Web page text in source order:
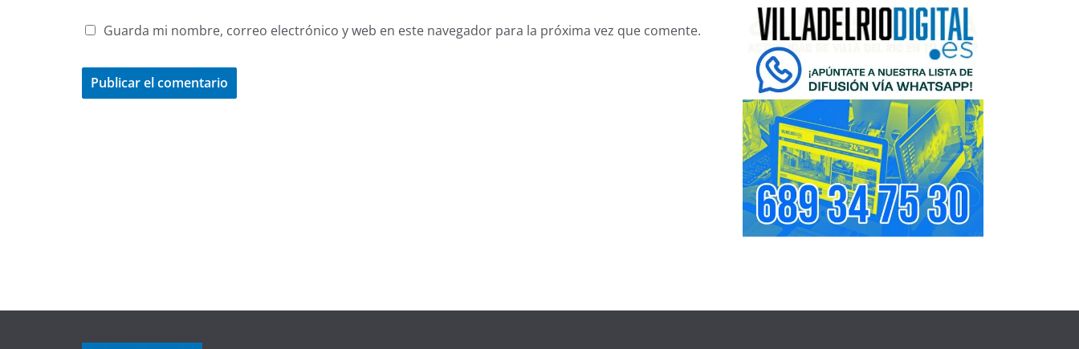
Guarda mi nombre, correo electrónico y web en este navegador para la próxima vez que comente.